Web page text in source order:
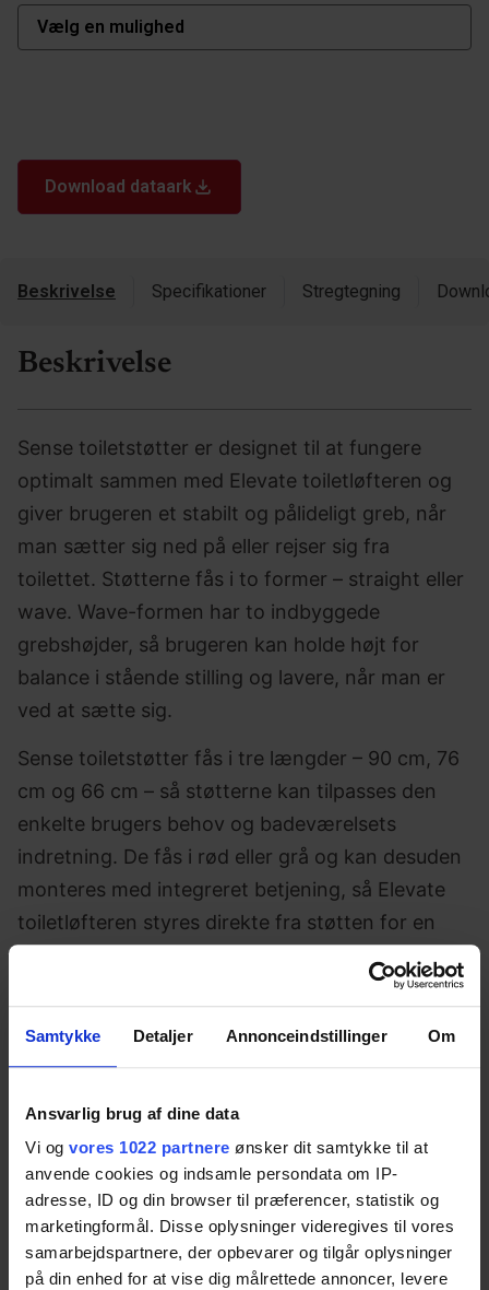
Samtykke Detaljer Annonceindstillinger Om
Ansvarlig brug af dine data
Vi og vores 1022 partnere ønsker dit samtykke til at
anvende cookies og indsamle persondata om IP-
adresse, ID og din browser til præferencer, statistik og
marketingformål. Disse oplysninger videregives til vores
samarbejdspartnere, der opbevarer og tilgår oplysninger
på din enhed for at vise dig målrettede annoncer, levere
Download dataark
Beskrivelse Specifikationer Stregtegning
Beskrivelse
Sense toiletstøtter er designet til at fungere
optimalt sammen med Elevate toiletløfteren og
giver brugeren et stabilt og pålideligt greb, når
man sætter sig ned på eller rejser sig fra
toilettet. Støtterne fås i to former – straight eller
wave. Wave-formen har to indbyggede
grebshøjder, så brugeren kan holde højt for
balance i stående stilling og lavere, når man er
ved at sætte sig.
Sense toiletstøtter fås i tre længder – 90 cm, 76
cm og 66 cm – så støtterne kan tilpasses den
enkelte brugers behov og badeværelsets
indretning. De fås i rød eller grå og kan desuden
monteres med integreret betjening, så Elevate
toiletløfteren styres direkte fra støtten for en
Det ergonomiske design og den skridsikre
gummioverflade sikrer et godt greb også i våde
omgivelser, mens de glatte og nemme at rengøre
materialer understøtter en høj hygiejnestandard i
Specifikationer